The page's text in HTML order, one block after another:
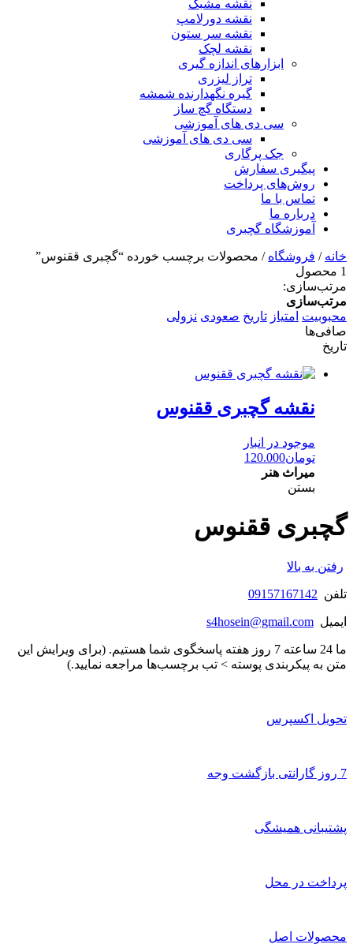
نقشه مشبک
نقشه دورلامپ
نقشه سر ستون
نقشه لچک
ابزارهای اندازه گیری
تراز لیزری
گیره نگهدارنده شمشه
دستگاه گچ ساز
سی دی های آموزشی
سی دی های آموزشی
جک پرگاری
پیگیری سفارش
روش‌های پرداخت
تماس با ما
درباره ما
آموزشگاه گچبری
خانه / فروشگاه / محصولات برچسب خورده “گچبری ققنوس”
1 محصول
مرتب‌سازی:
مرتب‌سازی
محبوبیت امتیاز تاریخ صعودی نزولی
صافی‌ها
تاریخ
نقشه گچبری ققنوس
موجود در انبار
تومان120.000
میراث هنر
بستن
گچبری ققنوس
رفتن به بالا
تلفن 09157167142
ایمیل s4hosein@gmail.com
ما 24 ساعته 7 روز هفته پاسخگوی شما هستیم. (برای ویرایش این
متن به پیکربندی پوسته > تب برچسب‌ها مراجعه نمایید.)
تحویل اکسپرس
7 روز گارانتی بازگشت وجه
پشتیبانی همیشگی
پرداخت در محل
محصولات اصل